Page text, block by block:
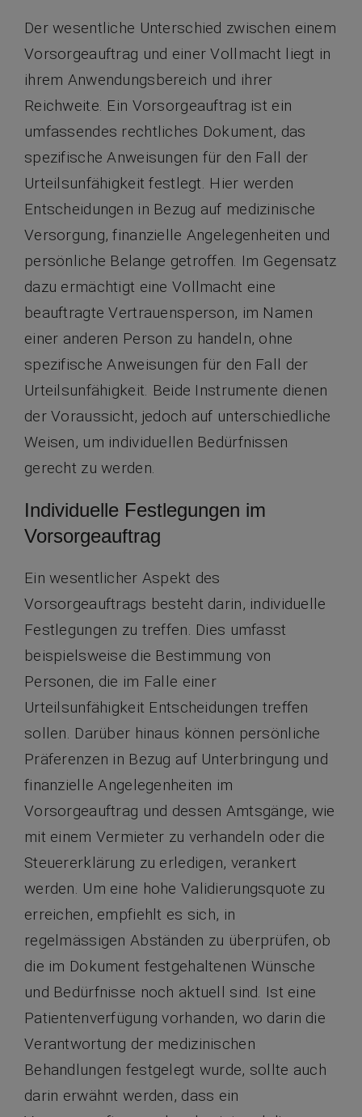
Der wesentliche Unterschied zwischen einem
Vorsorgeauftrag und einer Vollmacht liegt in
ihrem Anwendungsbereich und ihrer
Reichweite. Ein Vorsorgeauftrag ist ein
umfassendes rechtliches Dokument, das
spezifische Anweisungen für den Fall der
Urteilsunfähigkeit festlegt. Hier werden
Entscheidungen in Bezug auf medizinische
Versorgung, finanzielle Angelegenheiten und
persönliche Belange getroffen. Im Gegensatz
dazu ermächtigt eine Vollmacht eine
beauftragte Vertrauensperson, im Namen
einer anderen Person zu handeln, ohne
spezifische Anweisungen für den Fall der
Urteilsunfähigkeit. Beide Instrumente dienen
der Voraussicht, jedoch auf unterschiedliche
Weisen, um individuellen Bedürfnissen
gerecht zu werden.
Individuelle Festlegungen im
Vorsorgeauftrag
Ein wesentlicher Aspekt des
Vorsorgeauftrags besteht darin, individuelle
Festlegungen zu treffen. Dies umfasst
beispielsweise die Bestimmung von
Personen, die im Falle einer
Urteilsunfähigkeit Entscheidungen treffen
sollen. Darüber hinaus können persönliche
Präferenzen in Bezug auf Unterbringung und
finanzielle Angelegenheiten im
Vorsorgeauftrag und dessen Amtsgänge, wie
mit einem Vermieter zu verhandeln oder die
Steuererklärung zu erledigen, verankert
werden. Um eine hohe Validierungsquote zu
erreichen, empfiehlt es sich, in
regelmässigen Abständen zu überprüfen, ob
die im Dokument festgehaltenen Wünsche
und Bedürfnisse noch aktuell sind. Ist eine
Patientenverfügung vorhanden, wo darin die
Verantwortung der medizinischen
Behandlungen festgelegt wurde, sollte auch
darin erwähnt werden, dass ein